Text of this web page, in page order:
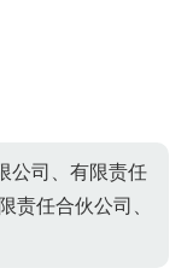
公司、有限责任
任合伙公司、